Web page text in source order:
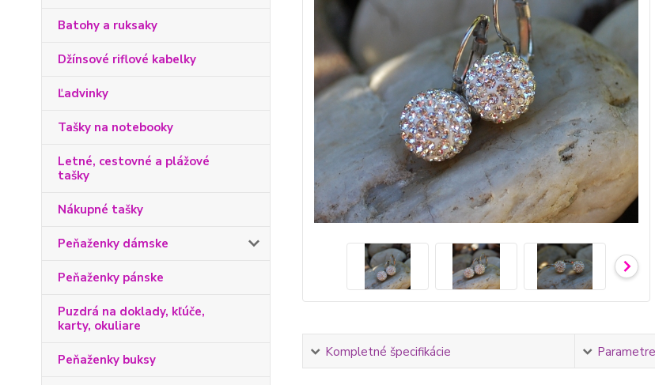
Batohy a ruksaky
Džínsové riflové kabelky
Ľadvinky
Tašky na notebooky
Letné, cestovné a plážové
tašky
Nákupné tašky
Peňaženky dámske
Peňaženky pánske
Puzdrá na doklady, kľúče,
karty, okuliare
Peňaženky buksy Kompletné špecifikácie Parametre